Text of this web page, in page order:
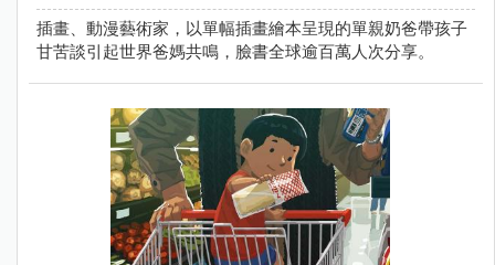
插畫、動漫藝術家，以單幅插畫繪本呈現的單親奶爸帶孩子
甘苦談引起世界爸媽共鳴，臉書全球逾百萬人次分享。